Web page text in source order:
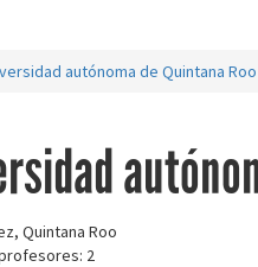
autónoma de Quintana Roo
Quintana Roo
2